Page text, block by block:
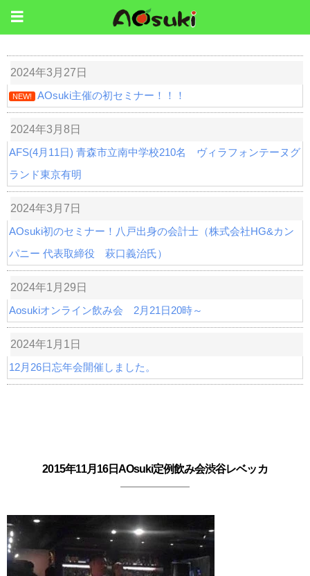
2024年3月27日
NEW! AOsuki主催の初セミナー！！！
2024年3月8日
AFS(4月11日) 青森市立南中学校210名 ヴィラフォンテーヌグ
ランド東京有明
2024年3月7日
AOsuki初のセミナー！八戸出身の会計士（株式会社HG&カン
パニー 代表取締役 萩口義治氏）
2024年1月29日
Aosukiオンライン飲み会 2月21日20時～
2024年1月1日
12月26日忘年会開催しました。
2015年11月16日AOsuki定例飲み会渋谷レベッカ